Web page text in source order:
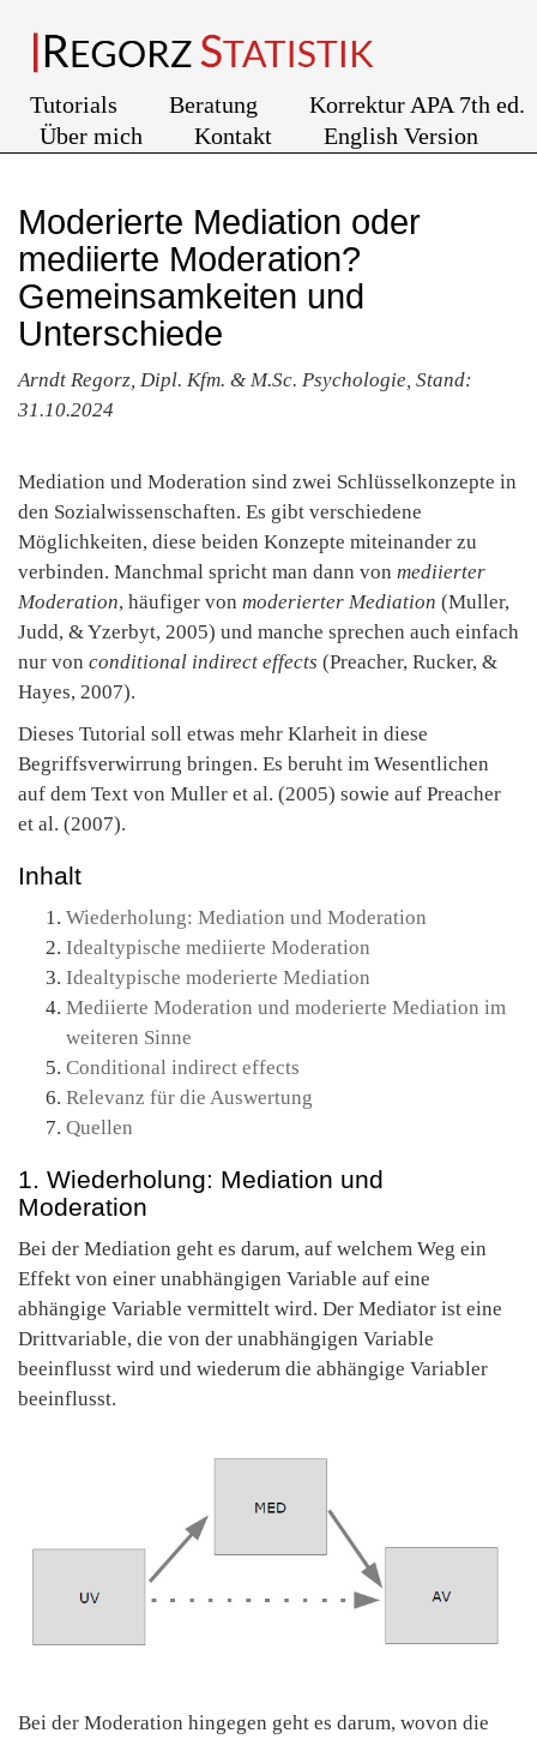
Tutorials Beratung
Korrektur APA 7th ed.
Über mich
Kontakt English Version
Moderierte Mediation oder
mediierte Moderation?
Gemeinsamkeiten und
Unterschiede
Arndt Regorz, Dipl. Kfm. & M.Sc. Psychologie, Stand:
31.10.2024
Mediation und Moderation sind zwei Schlüsselkonzepte in
den Sozialwissenschaften. Es gibt verschiedene
Möglichkeiten, diese beiden Konzepte miteinander zu
verbinden. Manchmal spricht man dann von mediierter
Moderation, häufiger von moderierter Mediation (Muller,
Judd, & Yzerbyt, 2005) und manche sprechen auch einfach
nur von conditional indirect effects (Preacher, Rucker, &
Hayes, 2007).
Dieses Tutorial soll etwas mehr Klarheit in diese
Begriffsverwirrung bringen. Es beruht im Wesentlichen
auf dem Text von Muller et al. (2005) sowie auf Preacher
et al. (2007).
Inhalt
Wiederholung: Mediation und Moderation
Idealtypische mediierte Moderation
Idealtypische moderierte Mediation
Mediierte Moderation und moderierte Mediation im
weiteren Sinne
Conditional indirect effects
Relevanz für die Auswertung
Quellen
1. Wiederholung: Mediation und
Moderation
Bei der Mediation geht es darum, auf welchem Weg ein
Effekt von einer unabhängigen Variable auf eine
abhängige Variable vermittelt wird. Der Mediator ist eine
Drittvariable, die von der unabhängigen Variable
beeinflusst wird und wiederum die abhängige Variabler
beeinflusst.
Bei der Moderation hingegen geht es darum, wovon die